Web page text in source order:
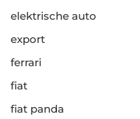
elektrische auto
export
ferrari
fiat
fiat panda